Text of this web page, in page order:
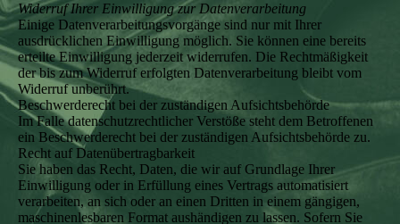
Widerruf Ihrer Einwilligung zur Datenverarbeitung
Einige Datenverarbeitungsvorgänge sind nur mit Ihrer
ausdrücklichen Einwilligung möglich. Sie können eine bereits
erteilte Einwilligung jederzeit widerrufen. Die Rechtmäßigkeit
der bis zum Widerruf erfolgten Datenverarbeitung bleibt vom
Widerruf unberührt.
Beschwerderecht bei der zuständigen Aufsichtsbehörde
Im Falle datenschutzrechtlicher Verstöße steht dem Betroffenen
ein Beschwerderecht bei der zuständigen Aufsichtsbehörde zu.
Recht auf Datenübertragbarkeit
Sie haben das Recht, Daten, die wir auf Grundlage Ihrer
Einwilligung oder in Erfüllung eines Vertrags automatisiert
verarbeiten, an sich oder an einen Dritten in einem gängigen,
maschinenlesbaren Format aushändigen zu lassen. Sofern Sie